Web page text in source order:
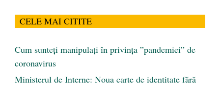
CELE MAI CITITE
Cum sunteți manipulați în privința ”pandemiei” de
coronavirus
Ministerul de Interne: Noua carte de identitate fără